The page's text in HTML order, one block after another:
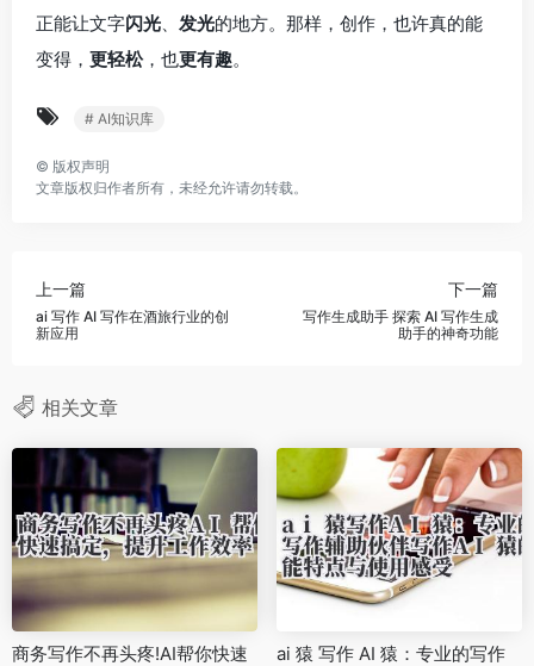
正能让文字闪光 发光的地方。那样，创作，也许真的能
变得， 更轻松，也更有趣。
# AI知识库
© 版权声明
文章版权归作者所有，未经允许请勿转载。
上一篇
ai 写作 AI 写作在酒旅行业的创
新应用
下一篇
写作生成助手 探索 AI 写作生成
助手的神奇功能
相关文章
商务写作不再头疼!AI帮你快速
ai 猿 写作 AI 猿：专业的写作